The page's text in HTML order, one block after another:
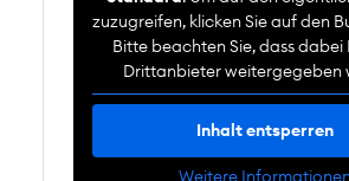
zuzugreifen, klicken Sie auf den
Bitte beachten Sie, dass dabei
Drittanbieter weitergegeben
Inhalt entsperren
Weitere